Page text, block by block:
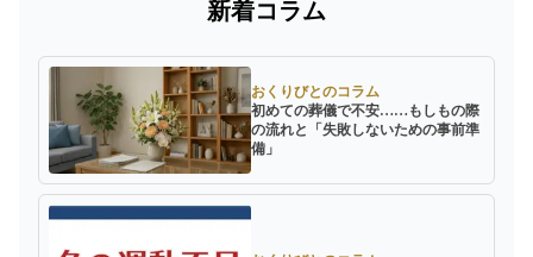
新着コラム
おくりびとのコラム
初めての葬儀で不安……もしもの際
の流れと「失敗しないための事前準
備」